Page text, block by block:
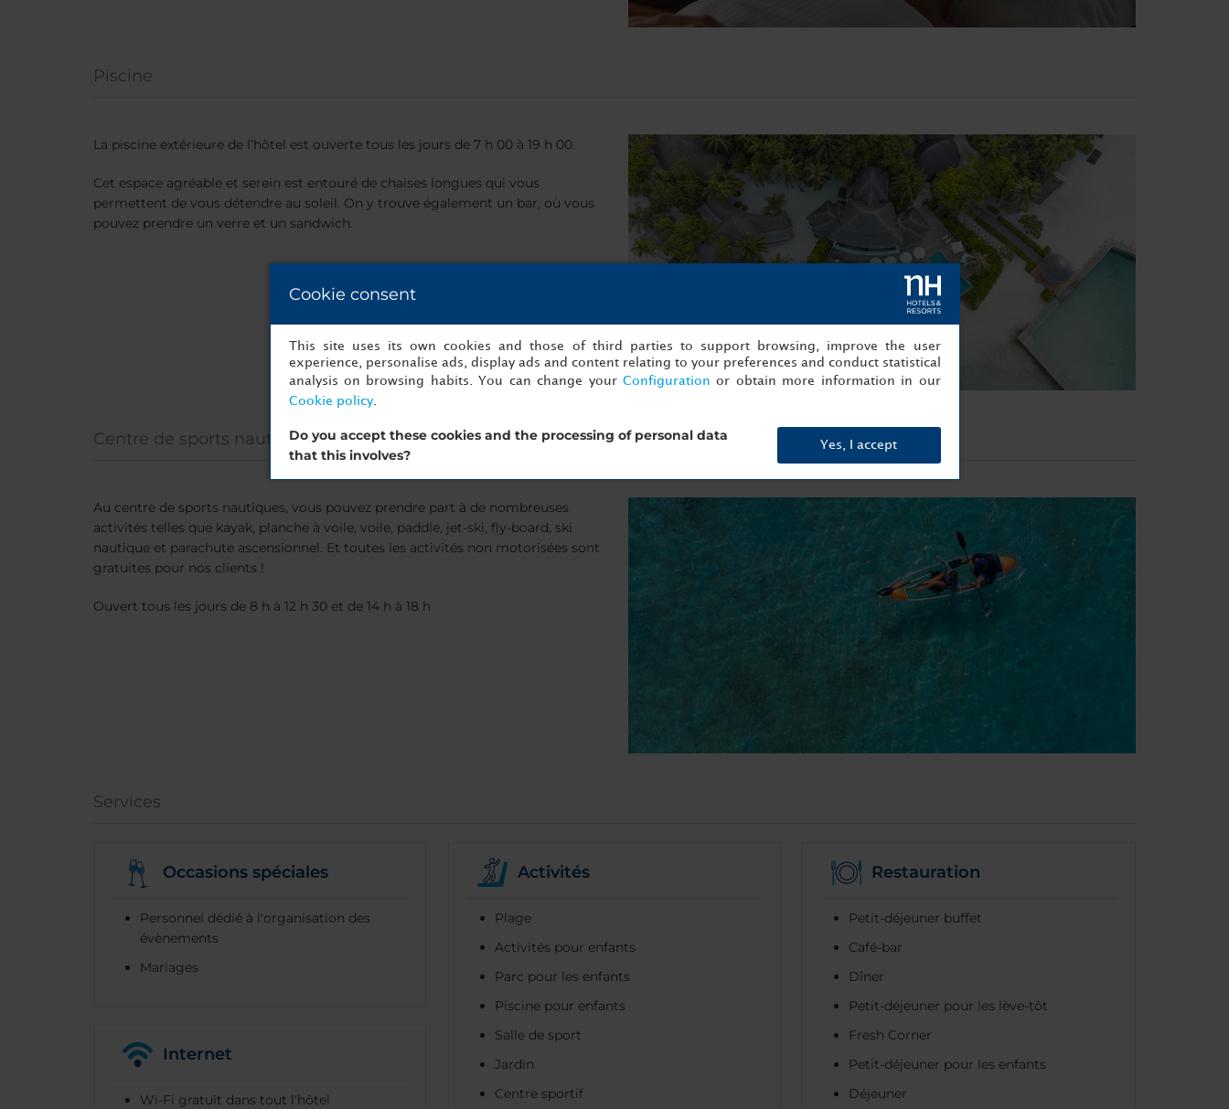
Piscine
La piscine extérieure de l’hôtel est ouverte tous les jours de 7 h 00 à 19 h 00.
Cet espace agréable et serein est entouré de chaises longues qui vous
permettent de vous détendre au soleil. On y trouve également un bar, où vous
pouvez prendre un verre et un sandwich.
Centre de sports nautiques
Au centre de sports nautiques, vous pouvez prendre part à de nombreuses
activités telles que kayak, planche à voile, voile, paddle, jet-ski, fly-board, ski
nautique et parachute ascensionnel. Et toutes les activités non motorisées sont
gratuites pour nos clients !
Ouvert tous les jours de 8 h à 12 h 30 et de 14 h à 18 h
Services
Occasions spéciales
Personnel dédié à l'organisation des
évènements
Mariages
Activités
Plage
Activités pour enfants
Parc pour les enfants
Piscine pour enfants
Salle de sport
Jardin
Centre sportif
Restauration
Petit-déjeuner buffet
Café-bar
Dîner
Petit-déjeuner pour les lève-tôt
Fresh Corner
Petit-déjeuner pour les enfants
Déjeuner
Internet
Wi-Fi gratuit dans tout l'hôtel
Cookie consent
This site uses its own cookies and those of third parties to support browsing, improve the user
experience, personalise ads, display ads and content relating to your preferences and conduct statistical
analysis on browsing habits. You can change your Configuration or obtain more information in our
Cookie policy.
Do you accept these cookies and the processing of personal data
that this involves?
Yes, I accept